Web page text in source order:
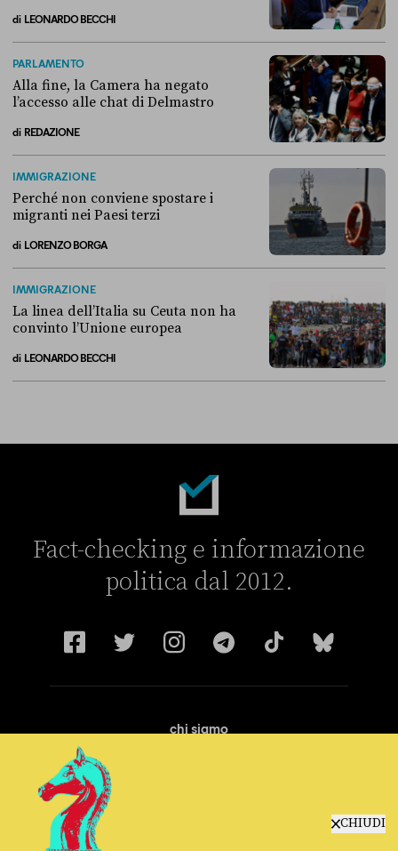
CHIUDI
di LEONARDO BECCHI
PARLAMENTO
Alla fine, la Camera ha negato
l’accesso alle chat di Delmastro
di REDAZIONE
IMMIGRAZIONE
Perché non conviene spostare i
migranti nei Paesi terzi
di LORENZO BORGA
IMMIGRAZIONE
La linea dell’Italia su Ceuta non ha
convinto l’Unione europea
di LEONARDO BECCHI
Fact-checking e informazione
politica dal 2012.
chi siamo